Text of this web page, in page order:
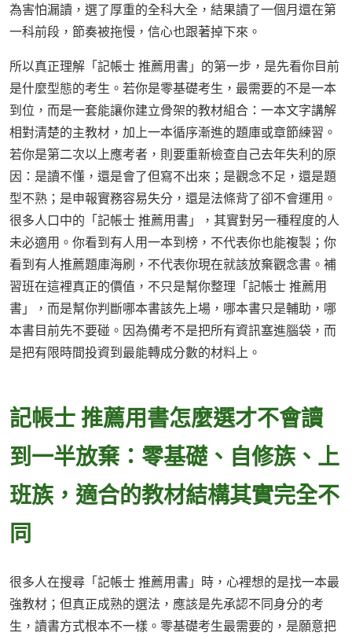
為害怕漏讀，選了厚重的全科大全，結果讀了一個月還在第
一科前段，節奏被拖慢，信心也跟著掉下來。
所以真正理解「記帳士 推薦用書」的第一步，是先看你目前
是什麼型態的考生。若你是零基礎考生，最需要的不是一本
到位，而是一套能讓你建立骨架的教材組合：一本文字講解
相對清楚的主教材，加上一本循序漸進的題庫或章節練習。
若你是第二次以上應考者，則要重新檢查自己去年失利的原
因：是讀不懂，還是會了但寫不出來；是觀念不足，還是題
型不熟；是申報實務容易失分，還是法條背了卻不會運用。
很多人口中的「記帳士 推薦用書」，其實對另一種程度的人
未必適用。你看到有人用一本到榜，不代表你也能複製；你
看到有人推薦題庫海刷，不代表你現在就該放棄觀念書。補
習班在這裡真正的價值，不只是幫你整理「記帳士 推薦用
書」，而是幫你判斷哪本書該先上場，哪本書只是輔助，哪
本書目前先不要碰。因為備考不是把所有資訊塞進腦袋，而
是把有限時間投資到最能轉成分數的材料上。
記帳士 推薦用書怎麼選才不會讀
到一半放棄：零基礎、自修族、上
班族，適合的教材結構其實完全不
同
很多人在搜尋「記帳士 推薦用書」時，心裡想的是找一本最
強教材；但真正成熟的選法，應該是先承認不同身分的考
生，讀書方式根本不一樣。零基礎考生最需要的，是願意把